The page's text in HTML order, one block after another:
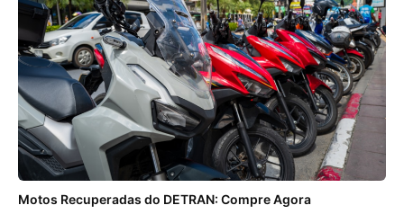
Motos Recuperadas do DETRAN: Compre Agora